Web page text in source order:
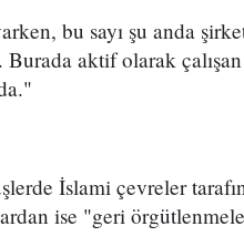
bu sayı şu anda
aktif olarak
İslami çevreler
ise "geri